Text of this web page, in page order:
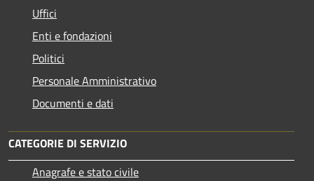
Uffici
Enti e fondazioni
Politici
Personale Amministrativo
Documenti e dati
CATEGORIE DI SERVIZIO
Anagrafe e stato civile